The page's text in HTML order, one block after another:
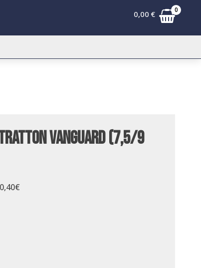
0,00 € 0
Vanguard (7,5/9
€